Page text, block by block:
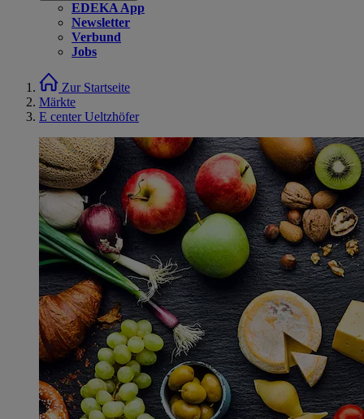
EDEKA App
Newsletter
Verbund
Jobs
Zur Startseite
Märkte
E center Ueltzhöfer